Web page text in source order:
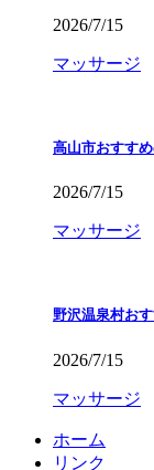
2026/7/15
マッサージ
高山市おすす
2026/7/15
マッサージ
野沢温泉村お
2026/7/15
マッサージ
ホーム
リンク